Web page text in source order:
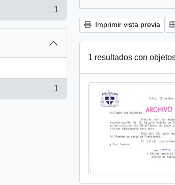
1
1
Imprimir vista previa
1 resultados con